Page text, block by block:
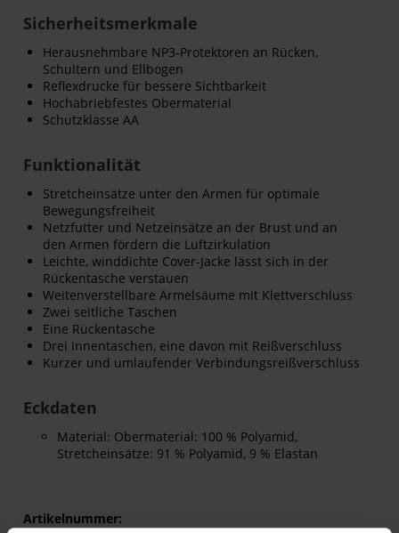
Sicherheitsmerkmale
Herausnehmbare NP3-Protektoren an Rücken,
Schultern und Ellbogen
Reflexdrucke für bessere Sichtbarkeit
Hochabriebfestes Obermaterial
Schutzklasse AA
Funktionalität
Stretcheinsätze unter den Armen für optimale
Bewegungsfreiheit
Netzfutter und Netzeinsätze an der Brust und an
den Armen fördern die Luftzirkulation
Leichte, winddichte Cover-Jacke lässt sich in der
Rückentasche verstauen
Weitenverstellbare Ärmelsäume mit Klettverschluss
Zwei seitliche Taschen
Eine Rückentasche
Drei Innentaschen, eine davon mit Reißverschluss
Kurzer und umlaufender Verbindungsreißverschluss
Eckdaten
Material: Obermaterial: 100 % Polyamid,
Stretcheinsätze: 91 % Polyamid, 9 % Elastan
Artikelnummer: